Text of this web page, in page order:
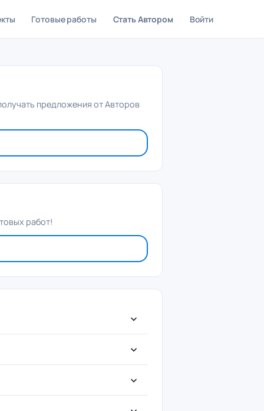
Готовые работы Стать Автором Войти
предложения от Авторов
работ!